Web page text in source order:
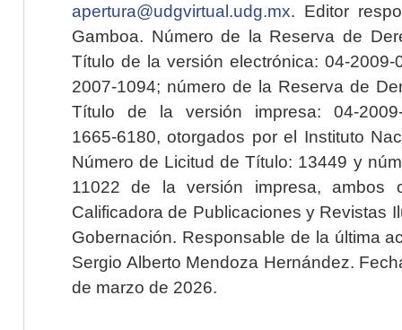
apertura@udgvirtual.udg.mx. Editor
Gamboa. Número de la Reserva de
Título de la versión electrónica: 04-2009-
2007-1094; número de la Reserva de
Título de la versión impresa: 04-2009-
1665-6180, otorgados por el Instituto
Número de Licitud de Título: 13449 y
11022 de la versión impresa, ambos
Calificadora de Publicaciones y Revistas
Gobernación. Responsable de la última
Sergio Alberto Mendoza Hernández.
de marzo de 2026.